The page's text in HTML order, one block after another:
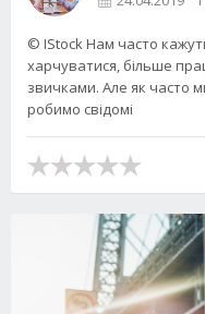
© IStock Нам часто
харчуватися, більше
звичками. Але як часто
робимо свідомі